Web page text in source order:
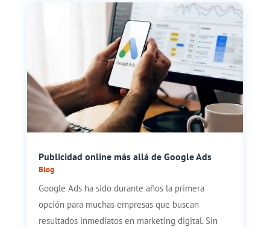
Publicidad online más allá de Google Ads
Blog
Google Ads ha sido durante años la primera
opción para muchas empresas que buscan
resultados inmediatos en marketing digital. Sin